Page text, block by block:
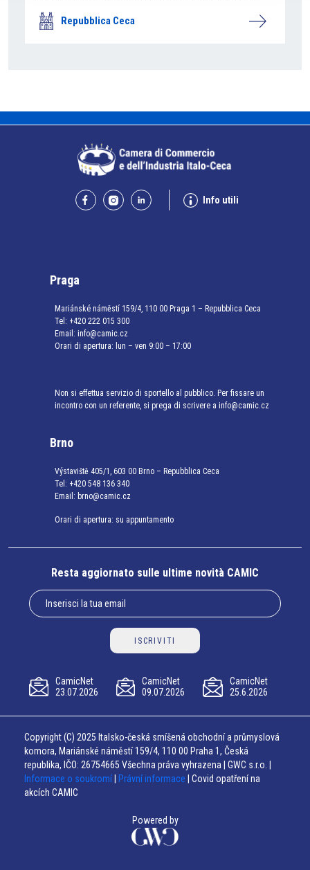
Repubblica Ceca
Info utili
Praga
Mariánské náměstí 159/4, 110 00 Praga 1 – Repubblica Ceca
Tel: +420 222 015 300
Email: info@camic.cz
Orari di apertura: lun – ven 9:00 – 17:00
Non si effettua servizio di sportello al pubblico. Per fissare un
incontro con un referente, si prega di scrivere a info@camic.cz
Brno
Výstaviště 405/1, 603 00 Brno – Repubblica Ceca
Tel: +420 548 136 340
Email: brno@camic.cz
Orari di apertura: su appuntamento
Resta aggiornato sulle ultime novità CAMIC
ISCRIVITI
CamicNet
23.07.2026
CamicNet
09.07.2026
CamicNet
25.6.2026
Copyright (C) 2025 Italsko-česká smíšená obchodní a průmyslová
komora, Mariánské náměstí 159/4, 110 00 Praha 1, Česká
republika, IČO: 26754665 Všechna práva vyhrazena | GWC s.r.o. |
Informace o soukromí
Právní informace | Covid opatření na
akcích CAMIC
Powered by